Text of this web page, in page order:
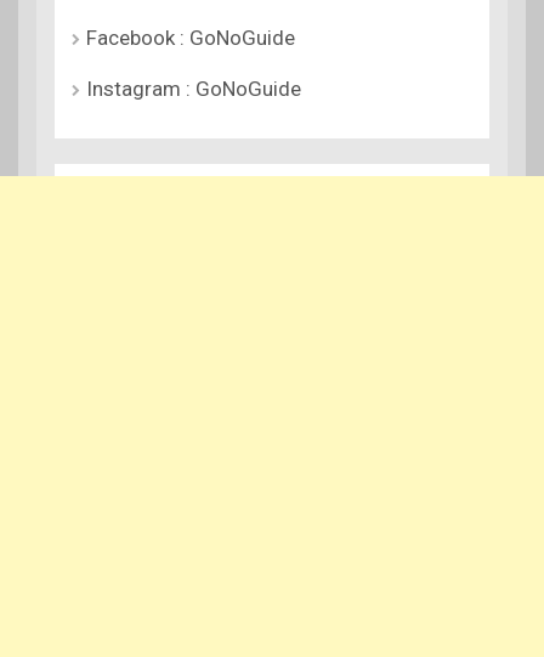
Facebook : GoNoGuide
Instagram : GoNoGuide